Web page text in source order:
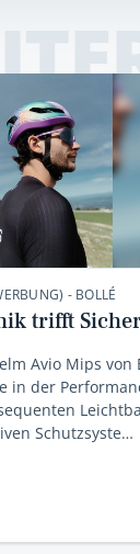
- BOLLÉ
trifft
Avio Mips von
in der
Schutzsyste…